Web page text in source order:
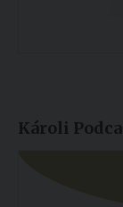
Károli